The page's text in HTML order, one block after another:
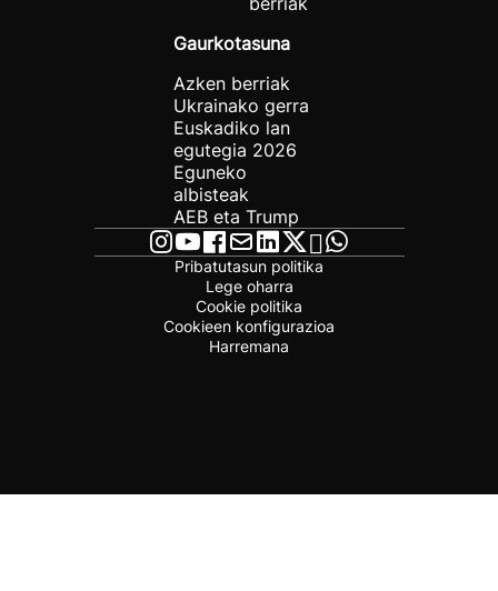
Gaurkotasuna
Azken berriak
Ukrainako gerra
Euskadiko lan
egutegia 2026
Eguneko
albisteak
AEB eta Trump
Pribatutasun politika
Lege oharra
Cookie politika
Cookieen konfigurazioa
Harremana